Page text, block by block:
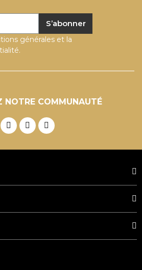
S’abonner
générales et la
NOTRE COMMUNAUTÉ